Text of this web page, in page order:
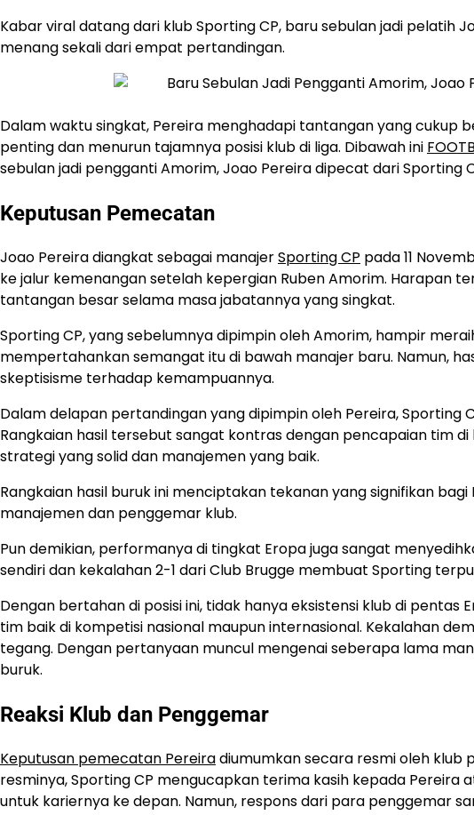
Kabar viral datang dari klub Sporting CP, baru sebulan jadi pelatih
menang sekali dari empat pertandingan.
Dalam waktu singkat, Pereira menghadapi tantangan yang
penting dan menurun tajamnya posisi klub di liga. Dibawah ini
sebulan jadi pengganti Amorim, Joao Pereira dipecat dari Sporting
Keputusan Pemecatan
Joao Pereira diangkat sebagai manajerSporting CP pada 11
ke jalur kemenangan setelah kepergian Ruben Amorim. Harapan
tantangan besar selama masa jabatannya yang singkat.
Sporting CP, yang sebelumnya dipimpin oleh Amorim, hampir
mempertahankan semangat itu di bawah manajer baru. Namun,
skeptisisme terhadap kemampuannya.
Dalam delapan pertandingan yang dipimpin oleh Pereira, Sporting
Rangkaian hasil tersebut sangat kontras dengan pencapaian tim
strategi yang solid dan manajemen yang baik.
Rangkaian hasil buruk ini menciptakan tekanan yang signifikan
manajemen dan penggemar klub.
Pun demikian, performanya di tingkat Eropa juga sangat
sendiri dan kekalahan 2-1 dari Club Brugge membuat Sporting
Dengan bertahan di posisi ini, tidak hanya eksistensi klub di
tim baik di kompetisi nasional maupun internasional. Kekalahan
tegang. Dengan pertanyaan muncul mengenai seberapa lama
buruk.
Reaksi Klub dan Penggemar
Keputusan pemecatan Pereiradiumumkan secara resmi oleh klub
resminya, Sporting CP mengucapkan terima kasih kepada
untuk kariernya ke depan. Namun, respons dari para penggemar